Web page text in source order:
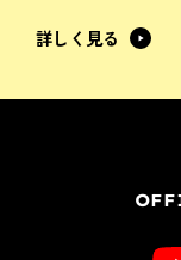
詳しく見る